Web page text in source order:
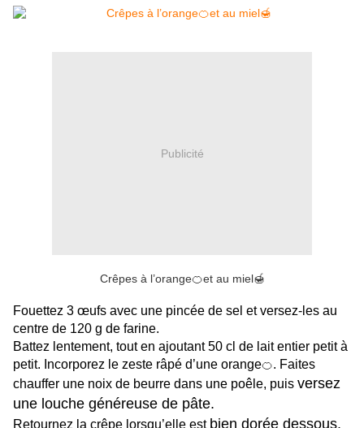
Publicité
Crêpes à l’orange🍊et au miel🍯
Fouettez 3 œufs avec une pincée de sel et versez-les au
centre de 120 g de farine.
Battez lentement, tout en ajoutant 50 cl de lait entier petit à
petit. Incorporez le zeste râpé d’une orange🍊. Faites
chauffer une noix de beurre dans une poêle, puis versez
une louche généreuse de pâte.
Retournez la crêpe lorsqu’elle est bien dorée dessous.